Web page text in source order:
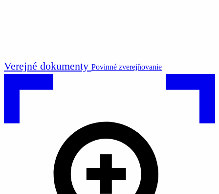
Verejné dokumenty Povinné zverejňovanie